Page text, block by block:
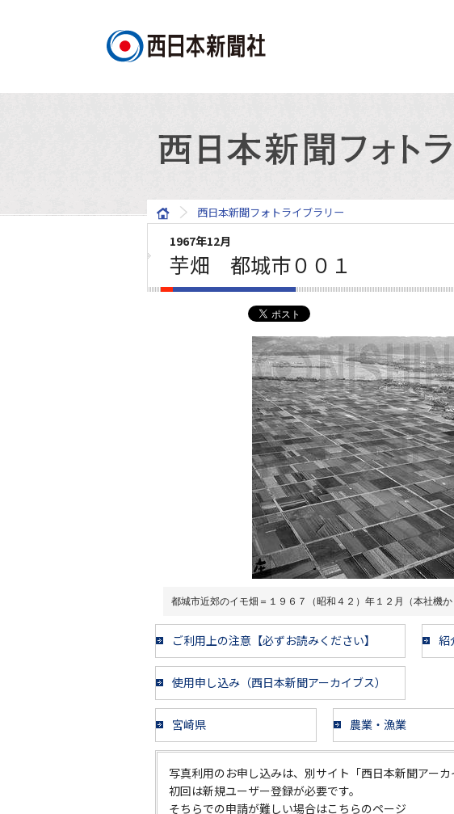
西日本新聞フォトライブラリー
1967年12月
芋畑 都城市００１
都城市近郊のイモ畑＝１９６７（昭和４２）年１２月（本社機か
ご利用上の注意【必ずお読みください】 紹
使用申し込み（西日本新聞アーカイブス）
宮崎県 農業・漁業
写真利用のお申し込みは、別サイト「西日本新聞アー
初回は新規ユーザー登録が必要です。
そちらでの申請が難しい場合はこちらのページ